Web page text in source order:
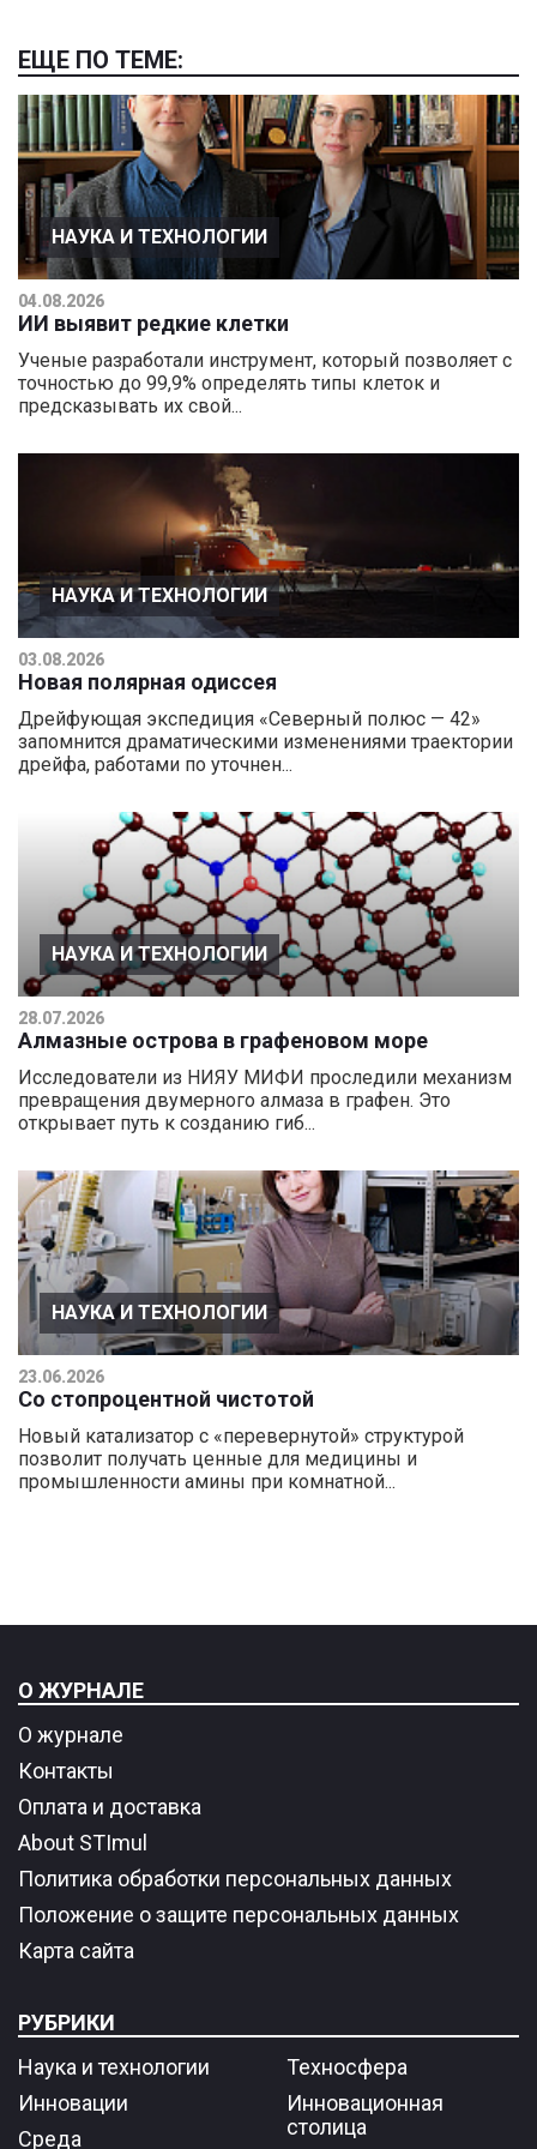
ЕЩЕ ПО ТЕМЕ:
НАУКА И ТЕХНОЛОГИИ
04.08.2026
ИИ выявит редкие клетки
Ученые разработали инструмент, который позволяет с
точностью до 99,9% определять типы клеток и
предсказывать их свой...
НАУКА И ТЕХНОЛОГИИ
03.08.2026
Новая полярная одиссея
Дрейфующая экспедиция «Северный полюс — 42»
запомнится драматическими изменениями траектории
дрейфа, работами по уточнен...
НАУКА И ТЕХНОЛОГИИ
28.07.2026
Алмазные острова в графеновом море
Исследователи из НИЯУ МИФИ проследили механизм
превращения двумерного алмаза в графен. Это
открывает путь к созданию гиб...
НАУКА И ТЕХНОЛОГИИ
23.06.2026
Со стопроцентной чистотой
Новый катализатор с «перевернутой» структурой
позволит получать ценные для медицины и
промышленности амины при комнатной...
О ЖУРНАЛЕ
О журнале
Контакты
Оплата и доставка
About STImul
Политика обработки персональных данных
Положение о защите персональных данных
Карта сайта
РУБРИКИ
Наука и технологии
Инновации
Среда
Техносфера
Инновационная
столица